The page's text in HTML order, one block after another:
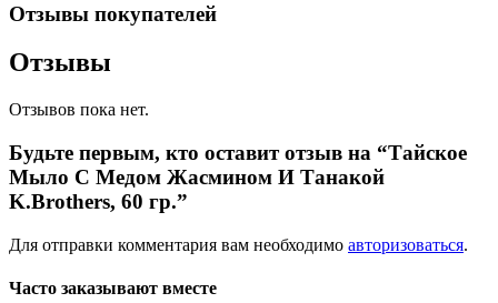
Отзывы покупателей
Отзывы
Отзывов пока нет.
Будьте первым, кто оставит отзыв на “Тайское
Мыло С Медом Жасмином И Танакой
K.Brothers, 60 гр.”
Для отправки комментария вам необходимо авторизоваться.
Часто заказывают вместе